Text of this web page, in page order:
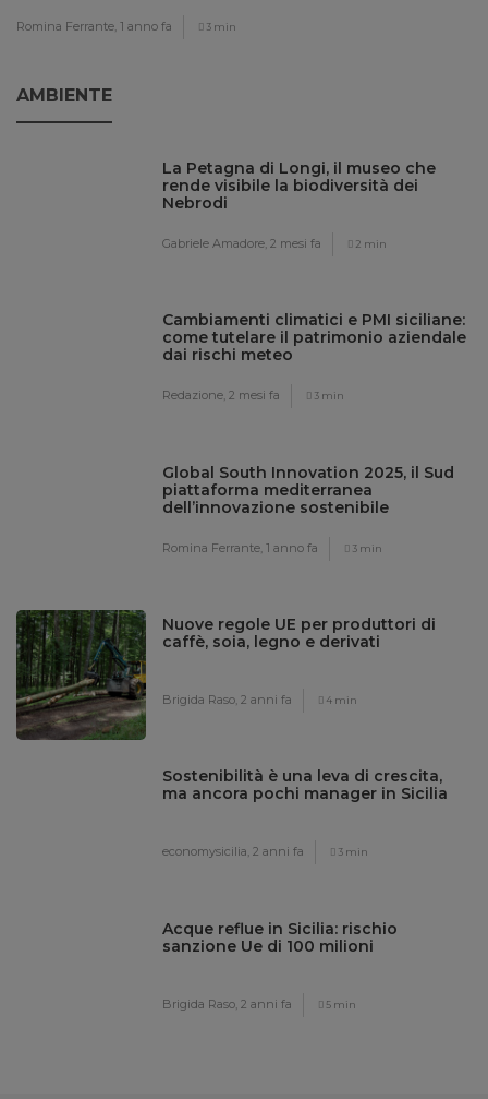
Romina Ferrante, 1 anno fa 3 min
AMBIENTE
La Petagna di Longi, il museo che
rende visibile la biodiversità dei
Nebrodi
Gabriele Amadore,2 mesi fa 2 min
Cambiamenti climatici e PMI siciliane:
come tutelare il patrimonio aziendale
dai rischi meteo
Redazione,2 mesi fa 3 min
Global South Innovation 2025, il Sud
piattaforma mediterranea
dell’innovazione sostenibile
Romina Ferrante,1 anno fa 3 min
Nuove regole UE per produttori di
caffè, soia, legno e derivati
Brigida Raso,2 anni fa 4 min
Sostenibilità è una leva di crescita,
ma ancora pochi manager in Sicilia
economysicilia,2 anni fa 3 min
Acque reflue in Sicilia: rischio
sanzione Ue di 100 milioni
Brigida Raso,2 anni fa 5 min